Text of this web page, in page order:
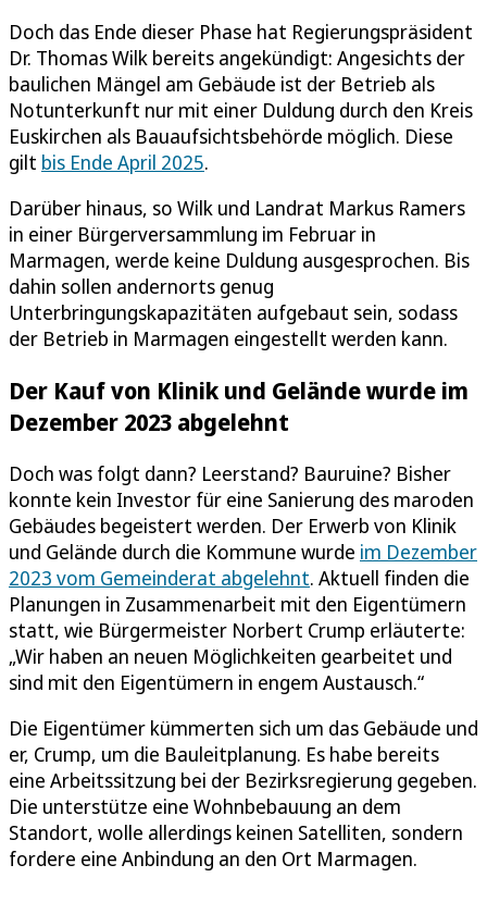
Doch das Ende dieser Phase hat Regierungspräsident
Dr. Thomas Wilk bereits angekündigt: Angesichts der
baulichen Mängel am Gebäude ist der Betrieb als
Notunterkunft nur mit einer Duldung durch den Kreis
Euskirchen als Bauaufsichtsbehörde möglich. Diese
gilt bis Ende April 2025.
Darüber hinaus, so Wilk und Landrat Markus Ramers
in einer Bürgerversammlung im Februar in
Marmagen, werde keine Duldung ausgesprochen. Bis
dahin sollen andernorts genug
Unterbringungskapazitäten aufgebaut sein, sodass
der Betrieb in Marmagen eingestellt werden kann.
Der Kauf von Klinik und Gelände wurde im
Dezember 2023 abgelehnt
Doch was folgt dann? Leerstand? Bauruine? Bisher
konnte kein Investor für eine Sanierung des maroden
Gebäudes begeistert werden. Der Erwerb von Klinik
und Gelände durch die Kommune wurde im Dezember
2023 vom Gemeinderat abgelehnt. Aktuell finden die
Planungen in Zusammenarbeit mit den Eigentümern
statt, wie Bürgermeister Norbert Crump erläuterte:
„Wir haben an neuen Möglichkeiten gearbeitet und
sind mit den Eigentümern in engem Austausch.“
Die Eigentümer kümmerten sich um das Gebäude und
er, Crump, um die Bauleitplanung. Es habe bereits
eine Arbeitssitzung bei der Bezirksregierung gegeben.
Die unterstütze eine Wohnbebauung an dem
Standort, wolle allerdings keinen Satelliten, sondern
fordere eine Anbindung an den Ort Marmagen.